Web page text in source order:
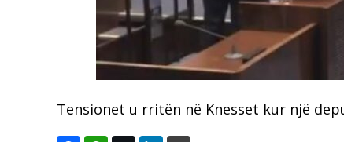
Tensionet u rritën në Knesset kur një